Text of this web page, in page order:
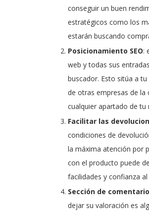
conseguir un buen
estratégicos como los
estarán buscando
Posicionamiento SEO:
web y todas sus
buscador. Esto sitúa a
de otras empresas de la
cualquier apartado de tu
Facilitar las
condiciones de
la máxima atención por
con el producto puede
facilidades y confianza al
Sección de
dejar su valoración es